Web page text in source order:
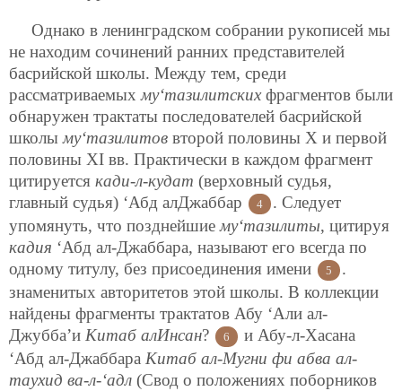
Однако в ленинградском собрании рукописей мы
не находим сочинений ранних представителей
басрийской школы. Между тем, среди
рассматриваемыхму‘тазилитскихфрагментов были
обнаружен трактаты последователей басрийской
школыму‘тазилитов второй половины X и первой
половины XI вв. Практически в каждом фрагмент
цитируется кади-л-кудат (верховный судья,
главный судья) ‘Абд алДжаббар
4
. Следует
упомянуть, что позднейшиему‘тазилиты, цитируя
кадия ‘Абд ал-Джаббара, называют его всегда по
одному титулу, без присоединения имени
5
.
знаменитых авторитетов этой школы. В коллекции
найдены фрагменты трактатов Абу ‘Али ал-
Джубба’и Китаб алИнсан? 6
и Абу-л-Хасана
‘Абд ал-Джаббара Китаб ал-Мугни фи абва ал-
таухид ва-л-‘адл (Свод о положениях поборников